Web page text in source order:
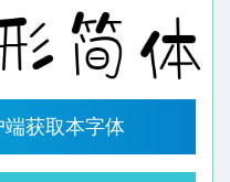
获取本字体